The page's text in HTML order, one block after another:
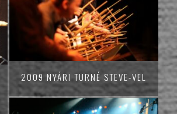
2009 NYÁRI TURNÉ STEVE-VEL